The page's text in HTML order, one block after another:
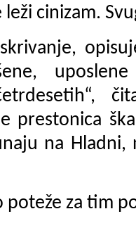
cinizam.
prestonica
na
poteže za tim